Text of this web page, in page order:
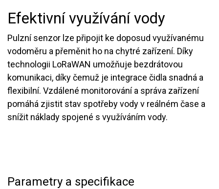
Efektivní využívání vody
Pulzní senzor lze připojit ke doposud využívanému
vodoměru a přeměnit ho na chytré zařízení. Díky
technologii LoRaWAN umožňuje bezdrátovou
komunikaci, díky čemuž je integrace čidla snadná a
flexibilní. Vzdálené monitorování a správa zařízení
pomáhá zjistit stav spotřeby vody v reálném čase a
snížit náklady spojené s využíváním vody.
Parametry a specifikace